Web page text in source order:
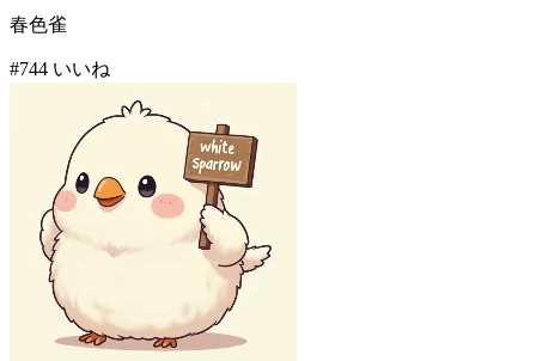
春色雀
#744 いいね